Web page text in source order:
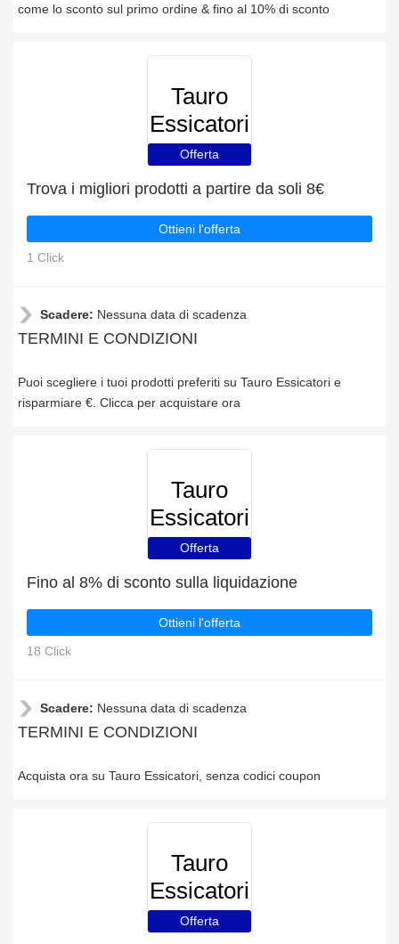
come lo sconto sul primo ordine & fino al 10% di sconto
Tauro
Essicatori
Offerta
Trova i migliori prodotti a partire da soli 8€
Ottieni l'offerta
1 Click
Scadere: Nessuna data di scadenza
TERMINI E CONDIZIONI
Puoi scegliere i tuoi prodotti preferiti su Tauro Essicatori e
risparmiare €. Clicca per acquistare ora
Tauro
Essicatori
Offerta
Fino al 8% di sconto sulla liquidazione
Ottieni l'offerta
18 Click
Scadere: Nessuna data di scadenza
TERMINI E CONDIZIONI
Acquista ora su Tauro Essicatori, senza codici coupon
Tauro
Essicatori
Offerta